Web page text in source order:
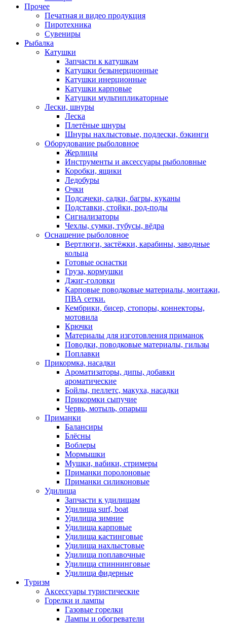
Прочее
Печатная и видео продукция
Пиротехника
Сувениры
Рыбалка
Катушки
Запчасти к катушкам
Катушки безынерционные
Катушки инерционные
Катушки карповые
Катушки мультипликаторные
Лески, шнуры
Леска
Плетёные шнуры
Шнуры нахлыстовые, подлески, бэкинги
Оборудование рыболовное
Жерлицы
Инструменты и аксессуары рыболовные
Коробки, ящики
Ледобуры
Очки
Подсачеки, садки, багры, куканы
Подставки, стойки, род-поды
Сигнализаторы
Чехлы, сумки, тубусы, вёдра
Оснащение рыболовное
Вертлюги, застёжки, карабины, заводные
кольца
Готовые оснастки
Груза, кормушки
Джиг-головки
Карповые поводковые материалы, монтажи,
ПВА сетки.
Кембрики, бисер, стопоры, коннекторы,
мотовила
Крючки
Материалы для изготовления приманок
Поводки, поводковые материалы, гильзы
Поплавки
Прикормка, насадки
Ароматизаторы, дипы, добавки
ароматические
Бойлы, пеллетс, макуха, насадки
Прикормки сыпучие
Червь, мотыль, опарыш
Приманки
Балансиры
Блёсны
Воблеры
Мормышки
Мушки, вабики, стримеры
Приманки поролоновые
Приманки силиконовые
Удилища
Запчасти к удилищам
Удилища surf, boat
Удилища зимние
Удилища карповые
Удилища кастинговые
Удилища нахлыстовые
Удилища поплавочные
Удилища спиннинговые
Удилища фидерные
Туризм
Аксессуары туристические
Горелки и лампы
Газовые горелки
Лампы и обогреватели